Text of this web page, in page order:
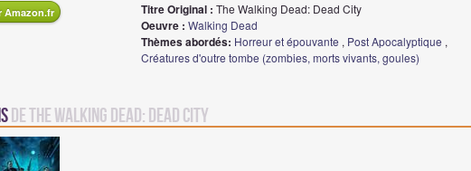
Amazon.fr Titre Original : The Walking Dead: Dead City
Oeuvre : Walking Dead
Thèmes abordés: Horreur et épouvante , Post Apocalyptique ,
Créatures d'outre tombe (zombies, morts vivants, goules)
de The Walking Dead: Dead City